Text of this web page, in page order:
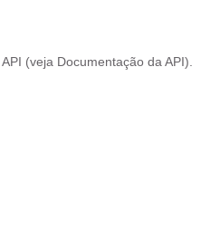
API (veja Documentação da API ).